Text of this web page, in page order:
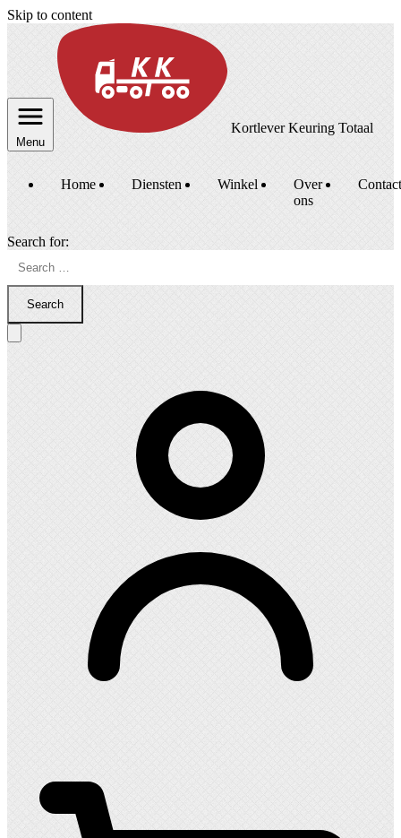
Skip to content
Menu
Kortlever Keuring Totaal
Home Diensten Winkel
Over
ons
Contact
Search for:
Search